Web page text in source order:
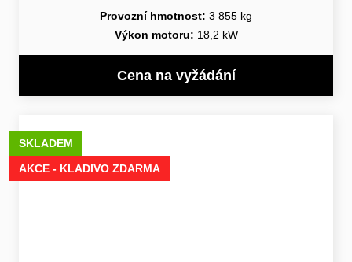
Provozní hmotnost: 3 855 kg
Výkon motoru: 18,2 kW
Cena na vyžádání
SKLADEM
AKCE - KLADIVO ZDARMA